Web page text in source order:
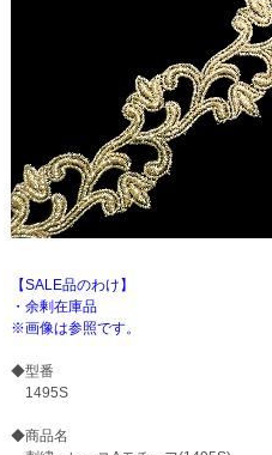
【SALE品のわけ】
・余剰在庫品
※画像は参照です。
◆型番
1495S
◆商品名